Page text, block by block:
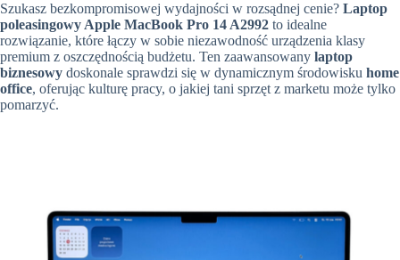
Szukasz bezkompromisowej wydajności w rozsądnej cenie? Laptop
poleasingowy Apple MacBook Pro 14 A2992 to idealne
rozwiązanie, które łączy w sobie niezawodność urządzenia klasy
premium z oszczędnością budżetu. Ten zaawansowany laptop
biznesowy doskonale sprawdzi się w dynamicznym środowisku home
office, oferując kulturę pracy, o jakiej tani sprzęt z marketu może tylko
pomarzyć.